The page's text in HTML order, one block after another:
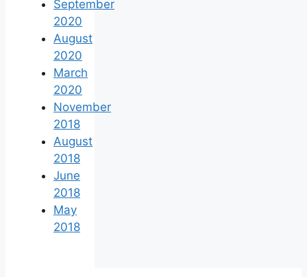
September
2020
August
2020
March
2020
November
2018
August
2018
June
2018
May
2018